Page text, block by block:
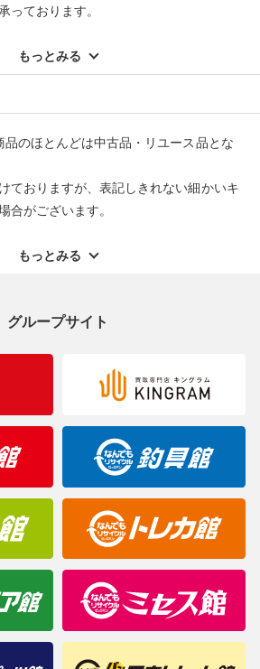
っております。
対応いたします。
頂いた商品は、店頭での返品はお受け
の修理及び交換に関しては承ることがで
もっとみる
のほとんどは中古品・リユース品とな
ておりますが、表記しきれない細かいキ
合がございます。
お願い申し上げます。
承ください。
当社が判断した名称を掲載しています。
と異なることもあります。色調などご不
ご購入前にお問い合わせください。
もっとみる
グループサイト